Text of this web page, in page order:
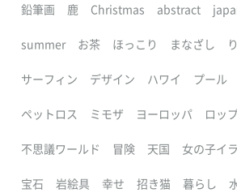
鉛筆画 鹿 Christmas abstract
summer お茶 ほっこり まなざし
サーフィン デザイン ハワイ プール
ペットロス ミモザ ヨーロッパ ロッ
不思議ワールド 冒険 天国 女の子イ
宝石 岩絵具 幸せ 招き猫 暮らし